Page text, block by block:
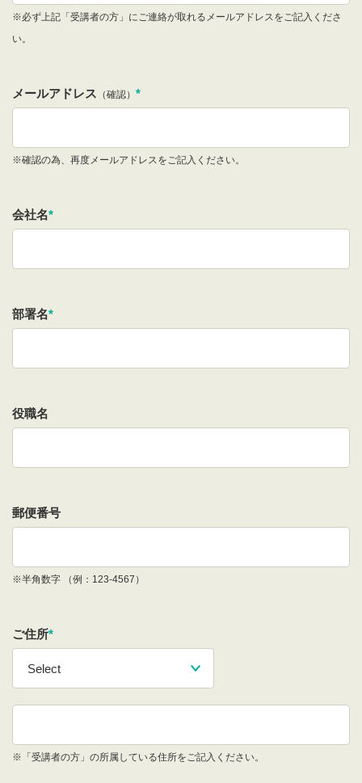
※必ず上記「受講者の方」にご連絡が取れるメールアドレスをご記入くださ
い。
メールアドレス （確認） *
※確認の為、再度メールアドレスをご記入ください。
会社名*
部署名*
役職名
郵便番号
※半角数字 （例：123-4567）
ご住所*
※「受講者の方」の所属している住所をご記入ください。